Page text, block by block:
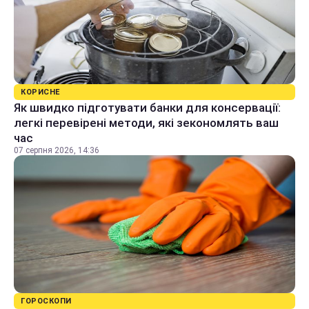
КОРИСНЕ
Як швидко підготувати банки для консервації:
легкі перевірені методи, які зекономлять ваш
час
07 серпня 2026, 14:36
ГОРОСКОПИ